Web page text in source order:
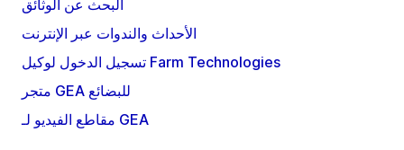
البحث عن الوثائق
الأحداث والندوات عبر الإنترنت
تسجيل الدخول لوكيل Farm Technologies
متجر GEA للبضائع
مقاطع الفيديو لـ GEA